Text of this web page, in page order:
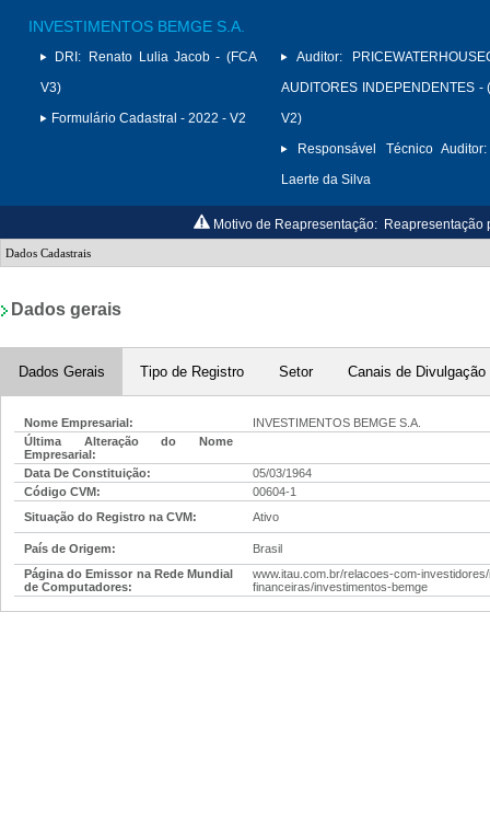
INVESTIMENTOS BEMGE S.A.
DRI:
Renato Lulia Jacob - (FCA
V3)
Formulário Cadastral - 2022 - V2
Auditor:
AUDITORES INDEPENDENTES -
V2)
Responsável Técnico Auditor:
Laerte da Silva
Motivo de Reapresentação: Reapresentação